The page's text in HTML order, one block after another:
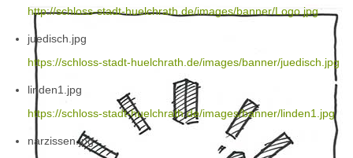
http://schloss-stadt-huelchrath.de/images/banner/Logo.jpg
juedisch.jpg
https://schloss-stadt-huelchrath.de/images/banner/juedisch.jpg
linden1.jpg
https://schloss-stadt-huelchrath.de/images/banner/linden1.jpg
narzissen.jpg